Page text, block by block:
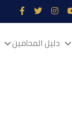
دليل المحامين